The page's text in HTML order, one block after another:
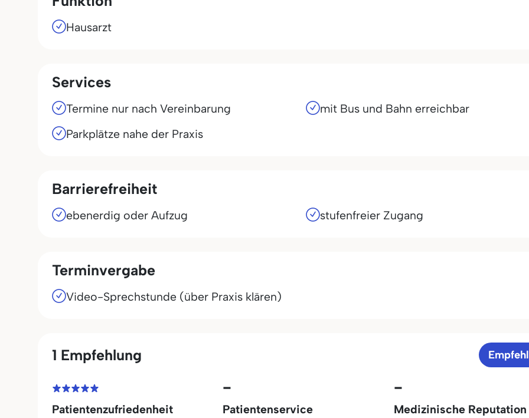
Hausarzt
Services
Termine nur nach Vereinbarung
mit Bus und Bahn erreichbar
Parkplätze nahe der Praxis
Barrierefreiheit
ebenerdig oder Aufzug stufenfreier Zugang
Terminvergabe
Video-Sprechstunde (über Praxis klären)
1 Empfehlung
Patientenzufriedenheit
-
Patientenservice
-
Medizinische Reputation